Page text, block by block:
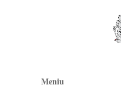
Meniu